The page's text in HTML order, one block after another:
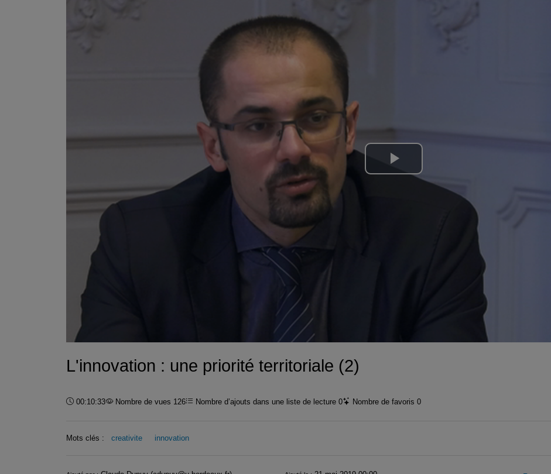
Lire
L'innovation : une priorité territoriale (2)
Durée :
00:10:33 Nombre de vues 126 Nombre d’ajouts dans une liste de lecture 0 Nombre de favoris 0
Mots clés : creativite innovation